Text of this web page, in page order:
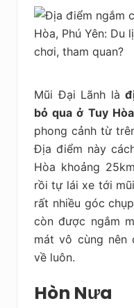
Mũi Đại Lãnh là
bỏ qua ở Tuy Hòa
phong cảnh từ
Địa điểm này
Hòa khoảng
rồi tự lái xe tới
rất nhiều góc
còn được ngắm
mát vô cùng nên
về luôn.
Hòn Nưa